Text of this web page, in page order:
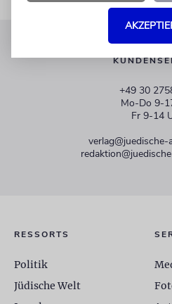
+49 30
Mo-Do 9-
Fr 9-14
verlag@juedische-
RESSORTS
Politik
Jüdische Welt